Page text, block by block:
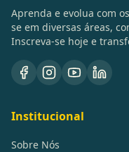
Aprenda e evolua com
se em diversas áreas,
Inscreva-se hoje e
Institucional
Sobre Nós